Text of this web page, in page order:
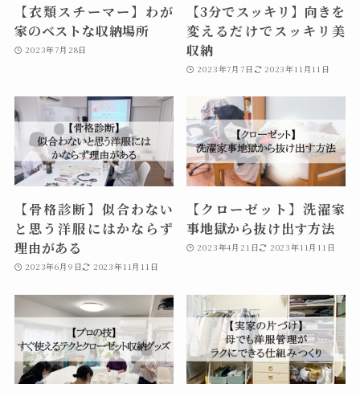
【衣類スチーマー】わが
家のベストな収納場所
2023年7月28日
【3分でスッキリ】向きを
変えるだけでスッキリ美
収納
2023年7月7日 2023年11月11日
【骨格診断】似合わない
と思う洋服にはかならず
理由がある
2023年6月9日 2023年11月11日
【クローゼット】洗濯家
事地獄から抜け出す方法
2023年4月21日 2023年11月11日